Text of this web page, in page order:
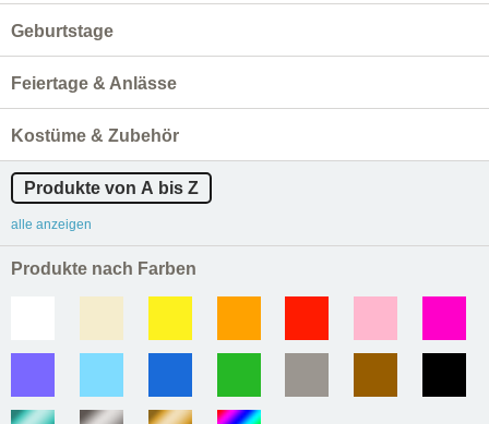
Geburtstage
Feiertage & Anlässe
Kostüme & Zubehör
Produkte von A bis Z
alle anzeigen
Produkte nach Farben